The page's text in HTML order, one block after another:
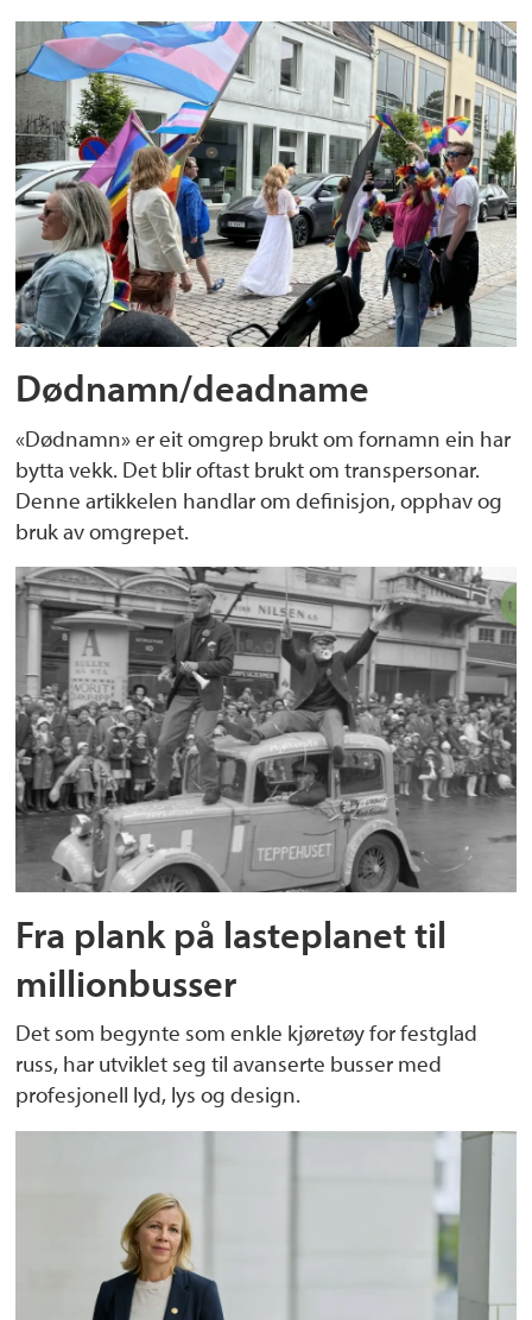
Dødnamn/deadname
«Dødnamn» er eit omgrep brukt om fornamn ein har
bytta vekk. Det blir oftast brukt om transpersonar.
Denne artikkelen handlar om definisjon, opphav og
bruk av omgrepet.
Fra plank på lasteplanet til
millionbusser
Det som begynte som enkle kjøretøy for festglad
russ, har utviklet seg til avanserte busser med
profesjonell lyd, lys og design.